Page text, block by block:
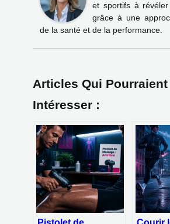
et sportifs à
grâce à une
de la santé et de la performance.
Articles Qui Pourraient
Intéresser :